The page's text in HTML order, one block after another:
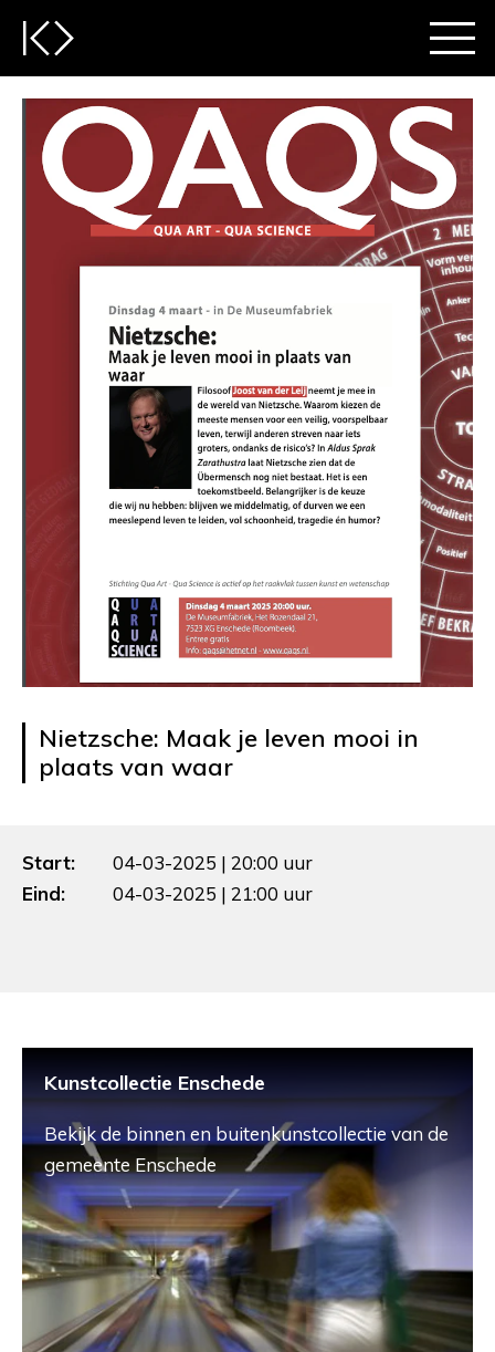
Nietzsche: Maak je leven mooi in
plaats van waar
Start:
04-03-2025 | 20:00 uur
Eind:
04-03-2025 | 21:00 uur
Kunstcollectie Enschede
Bekijk de binnen en buitenkunstcollectie van de
gemeente Enschede